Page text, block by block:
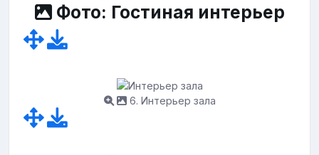
Фото: Гостиная интерьер
6. Интерьер зала